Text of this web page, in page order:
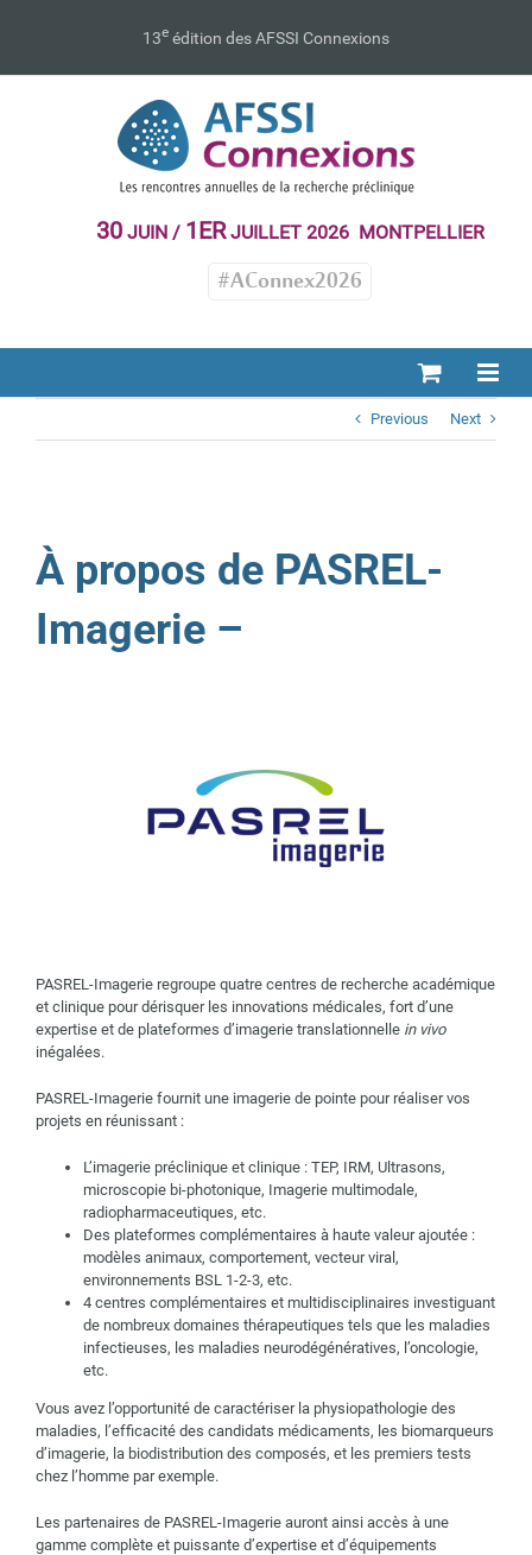
13e édition des AFSSI Connexions
30JUIN / 1ERJUILLET 2026 MONTPELLIER
#AConnex2026
Previous Next
À propos de PASREL-
Imagerie –
PASREL-Imagerie regroupe quatre centres de recherche académique
et clinique pour dérisquer les innovations médicales, fort d’une
expertise et de plateformes d’imagerie translationnelle in vivo
inégalées.
PASREL-Imagerie fournit une imagerie de pointe pour réaliser vos
projets en réunissant :
L’imagerie préclinique et clinique : TEP, IRM, Ultrasons,
microscopie bi-photonique, Imagerie multimodale,
radiopharmaceutiques, etc.
Des plateformes complémentaires à haute valeur ajoutée :
modèles animaux, comportement, vecteur viral,
environnements BSL 1-2-3, etc.
4 centres complémentaires et multidisciplinaires investiguant
de nombreux domaines thérapeutiques tels que les maladies
infectieuses, les maladies neurodégénératives, l’oncologie,
etc.
Vous avez l’opportunité de caractériser la physiopathologie des
maladies, l’efficacité des candidats médicaments, les biomarqueurs
d’imagerie, la biodistribution des composés, et les premiers tests
chez l’homme par exemple.
Les partenaires de PASREL-Imagerie auront ainsi accès à une
gamme complète et puissante d’expertise et d’équipements